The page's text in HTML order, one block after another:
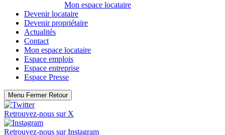
Mon espace locataire
Devenir locataire
Devenir propriétaire
Actualités
Contact
Mon espace locataire
Espace emplois
Espace entreprise
Espace Presse
Menu Fermer Retour
Retrouvez-nous sur X
Retrouvez-nous surInstagram